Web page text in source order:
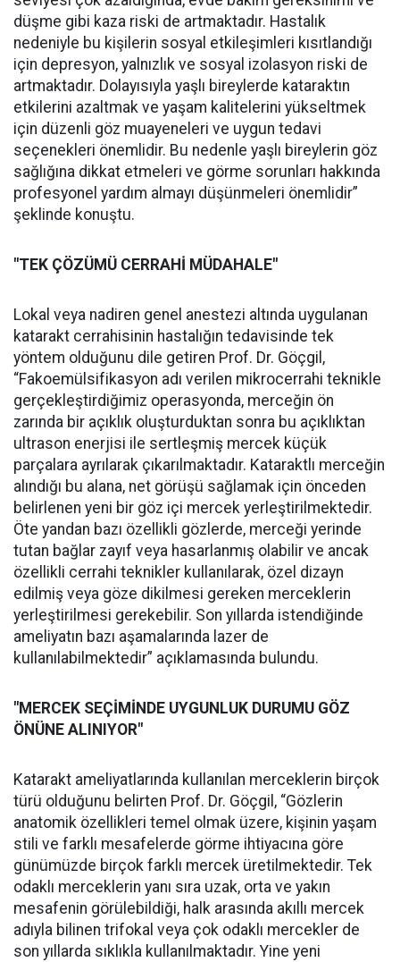
düşme gibi kaza riski de artmaktadır. Hastalık
nedeniyle bu kişilerin sosyal etkileşimleri kısıtlandığı
için depresyon, yalnızlık ve sosyal izolasyon riski de
artmaktadır. Dolayısıyla yaşlı bireylerde kataraktın
etkilerini azaltmak ve yaşam kalitelerini yükseltmek
için düzenli göz muayeneleri ve uygun tedavi
seçenekleri önemlidir. Bu nedenle yaşlı bireylerin göz
sağlığına dikkat etmeleri ve görme sorunları hakkında
profesyonel yardım almayı düşünmeleri önemlidir”
şeklinde konuştu.
"TEK ÇÖZÜMÜ CERRAHİ MÜDAHALE"
Lokal veya nadiren genel anestezi altında uygulanan
katarakt cerrahisinin hastalığın tedavisinde tek
yöntem olduğunu dile getiren Prof. Dr. Göçgil,
“Fakoemülsifikasyon adı verilen mikrocerrahi teknikle
gerçekleştirdiğimiz operasyonda, merceğin ön
zarında bir açıklık oluşturduktan sonra bu açıklıktan
ultrason enerjisi ile sertleşmiş mercek küçük
parçalara ayrılarak çıkarılmaktadır. Kataraktlı merceğin
alındığı bu alana, net görüşü sağlamak için önceden
belirlenen yeni bir göz içi mercek yerleştirilmektedir.
Öte yandan bazı özellikli gözlerde, merceği yerinde
tutan bağlar zayıf veya hasarlanmış olabilir ve ancak
özellikli cerrahi teknikler kullanılarak, özel dizayn
edilmiş veya göze dikilmesi gereken merceklerin
yerleştirilmesi gerekebilir. Son yıllarda istendiğinde
ameliyatın bazı aşamalarında lazer de
kullanılabilmektedir” açıklamasında bulundu.
"MERCEK SEÇİMİNDE UYGUNLUK DURUMU GÖZ
ÖNÜNE ALINIYOR"
Katarakt ameliyatlarında kullanılan merceklerin birçok
türü olduğunu belirten Prof. Dr. Göçgil, “Gözlerin
anatomik özellikleri temel olmak üzere, kişinin yaşam
stili ve farklı mesafelerde görme ihtiyacına göre
günümüzde birçok farklı mercek üretilmektedir. Tek
odaklı merceklerin yanı sıra uzak, orta ve yakın
mesafenin görülebildiği, halk arasında akıllı mercek
adıyla bilinen trifokal veya çok odaklı mercekler de
son yıllarda sıklıkla kullanılmaktadır. Yine yeni